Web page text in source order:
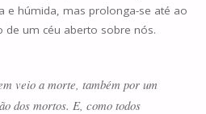
e húmida, mas prolonga-se até ao
um céu aberto sobre nós.
veio a morte, também por um
dos mortos. E, como todos